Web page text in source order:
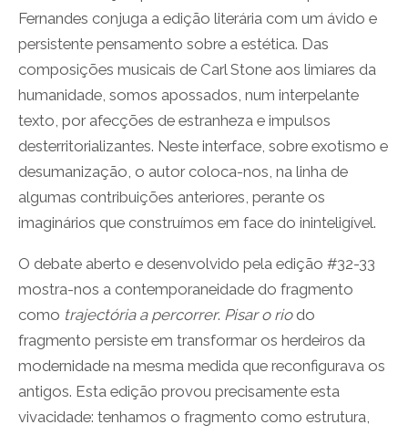
Fernandes conjuga a edição literária com um ávido e
persistente pensamento sobre a estética. Das
composições musicais de Carl Stone aos limiares da
humanidade, somos apossados, num interpelante
texto, por afecções de estranheza e impulsos
desterritorializantes. Neste interface, sobre exotismo e
desumanização, o autor coloca-nos, na linha de
algumas contribuições anteriores, perante os
imaginários que construímos em face do ininteligível.
O debate aberto e desenvolvido pela edição #32-33
mostra-nos a contemporaneidade do fragmento
como trajectória a percorrer. Pisar o riodo
fragmento persiste em transformar os herdeiros da
modernidade na mesma medida que reconfigurava os
antigos. Esta edição provou precisamente esta
vivacidade: tenhamos o fragmento como estrutura,